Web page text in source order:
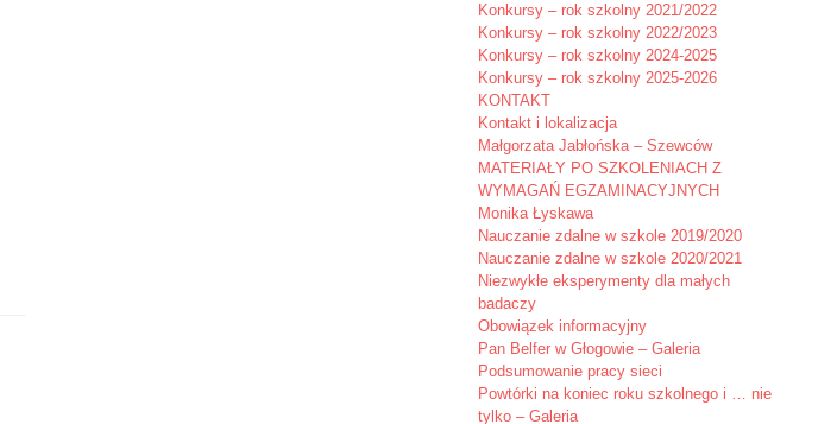
Konkursy – rok szkolny 2021/2022
Konkursy – rok szkolny 2022/2023
Konkursy – rok szkolny 2024-2025
Konkursy – rok szkolny 2025-2026
KONTAKT
Kontakt i lokalizacja
Małgorzata Jabłońska – Szewców
MATERIAŁY PO SZKOLENIACH Z
WYMAGAŃ EGZAMINACYJNYCH
Monika Łyskawa
Nauczanie zdalne w szkole 2019/2020
Nauczanie zdalne w szkole 2020/2021
Niezwykłe eksperymenty dla małych
badaczy
Obowiązek informacyjny
Pan Belfer w Głogowie – Galeria
Podsumowanie pracy sieci
Powtórki na koniec roku szkolnego i … nie
tylko – Galeria